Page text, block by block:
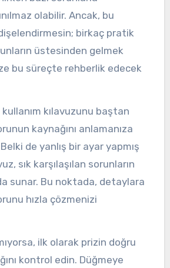
olabilir. Ancak, bu
birkaç pratik
üstesinden gelmek
bu süreçte rehberlik edecek
kullanım kılavuzunu baştan
kaynağını anlamanıza
de yanlış bir ayar yapmış
sık karşılaşılan sorunların
sunar. Bu noktada, detaylara
hızla çözmenizi
ilk olarak prizin doğru
kontrol edin. Düğmeye